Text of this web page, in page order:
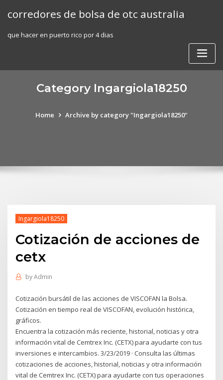
corredores de bolsa de otc australia
que hacer en puerto rico por 4 dias
Category Ingargiola18250
Home Archive by category "Ingargiola18250"
Ingargiola18250
Cotización de acciones de
cetx
byAdmin
Cotización bursátil de las acciones de VISCOFAN la Bolsa.
Cotización en tiempo real de VISCOFAN, evolución histórica,
gráficos.
Encuentra la cotización más reciente, historial, noticias y otra
información vital de Cemtrex Inc. (CETX) para ayudarte con tus
inversiones e intercambios. 3/23/2019 · Consulta las últimas
cotizaciones de acciones, historial, noticias y otra información
vital de Cemtrex Inc. (CETX) para ayudarte con tus operaciones